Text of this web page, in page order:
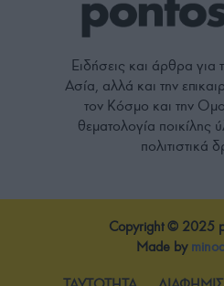
Ειδήσεις και άρθρα για
Ασία, αλλά και την
τον Κόσμο και την
θεματολογία ποικίλης
πολιτιστικά
Copyright © 2025
Made by